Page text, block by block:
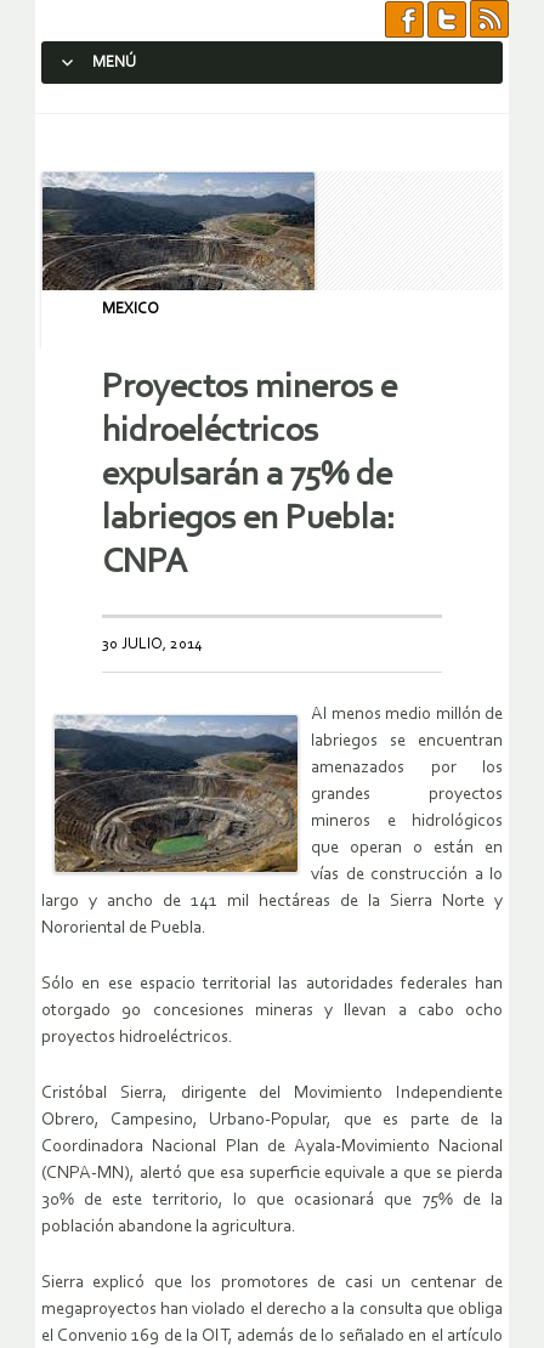
MENÚ
MEXICO
Proyectos mineros e
hidroeléctricos
expulsarán a 75% de
labriegos en Puebla:
CNPA
30 JULIO, 2014
Al menos medio millón de
labriegos se encuentran
amenazados por los
grandes proyectos
mineros e hidrológicos
que operan o están en
vías de construcción a lo
largo y ancho de 141 mil hectáreas de la Sierra Norte y
Nororiental de Puebla.
Sólo en ese espacio territorial las autoridades federales han
otorgado 90 concesiones mineras y llevan a cabo ocho
proyectos hidroeléctricos.
Cristóbal Sierra, dirigente del Movimiento Independiente
Obrero, Campesino, Urbano-Popular, que es parte de la
Coordinadora Nacional Plan de Ayala-Movimiento Nacional
(CNPA-MN), alertó que esa superficie equivale a que se pierda
30% de este territorio, lo que ocasionará que 75% de la
población abandone la agricultura.
Sierra explicó que los promotores de casi un centenar de
megaproyectos han violado el derecho a la consulta que obliga
el Convenio 169 de la OIT, además de lo señalado en el artículo